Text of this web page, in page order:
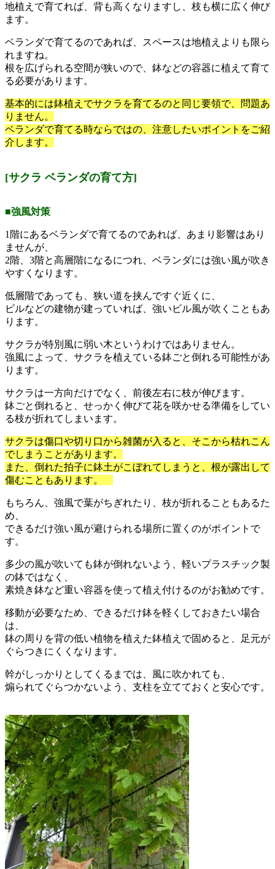
地植えで育てれば、背も高くなりますし、枝も横に広く伸び
ます。
ベランダで育てるのであれば、スペースは地植えよりも限ら
れますね。
根を広げられる空間が狭いので、鉢などの容器に植えて育て
る必要があります。
基本的には鉢植えでサクラを育てるのと同じ要領で、問題あ
りません。
ベランダで育てる時ならではの、注意したいポイントをご紹
介します。
[サクラ ベランダの育て方]
■強風対策
1階にあるベランダで育てるのであれば、あまり影響はあり
ませんが、
2階、3階と高層階になるにつれ、ベランダには強い風が吹き
やすくなります。
低層階であっても、狭い道を挟んですぐ近くに、
ビルなどの建物が建っていれば、強いビル風が吹くこともあ
ります。
サクラが特別風に弱い木というわけではありません。
強風によって、サクラを植えている鉢ごと倒れる可能性があ
ります。
サクラは一方向だけでなく、前後左右に枝が伸びます。
鉢ごと倒れると、せっかく伸びて花を咲かせる準備をしてい
る枝が折れてしまいます。
サクラは傷口や切り口から雑菌が入ると、そこから枯れこん
でしまうことがあります。
また、倒れた拍子に鉢土がこぼれてしまうと、根が露出して
傷むこともあります。
もちろん、強風で葉がちぎれたり、枝が折れることもあるた
め、
できるだけ強い風が避けられる場所に置くのがポイントで
す。
多少の風が吹いても鉢が倒れないよう、軽いプラスチック製
の鉢ではなく、
素焼き鉢など重い容器を使って植え付けるのがお勧めです。
移動が必要なため、できるだけ鉢を軽くしておきたい場合
は、
鉢の周りを背の低い植物を植えた鉢植えで固めると、足元が
ぐらつきにくくなります。
幹がしっかりとしてくるまでは、風に吹かれても、
煽られてぐらつかないよう、支柱を立てておくと安心です。